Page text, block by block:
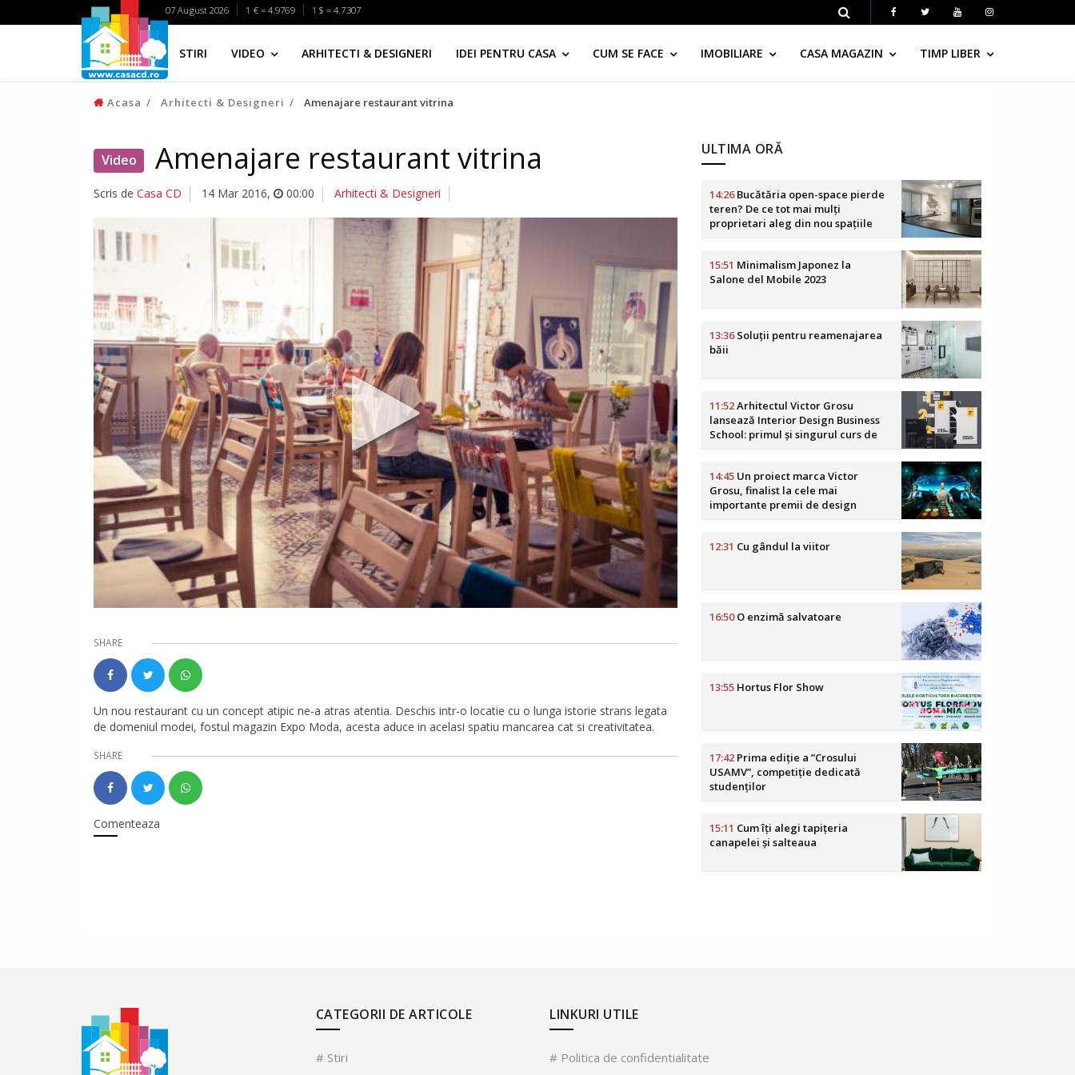
07 August 2026 1 € = 4.9769 1 $ = 4.7307
STIRI VIDEO ARHITECTI & DESIGNERI IDEI PENTRU CASA CUM SE FACE IMOBILIARE CASA MAGAZIN TIMP LIBER
Acasa Arhitecti & Designeri Amenajare restaurant vitrina
Video Amenajare restaurant vitrina
Scris de Casa CD 14 Mar 2016, 00:00 Arhitecti & Designeri
SHARE
Un nou restaurant cu un concept atipic ne-a atras atentia. Deschis intr-o locatie cu o lunga istorie strans legata
de domeniul modei, fostul magazin Expo Moda, acesta aduce in acelasi spatiu mancarea cat si creativitatea.
SHARE
Comenteaza
ULTIMA ORĂ
14:26Bucătăria open-space pierde
teren? De ce tot mai mulți
proprietari aleg din nou spațiile
delimitate
15:51 Minimalism Japonez la
Salone del Mobile 2023
13:36Soluții pentru reamenajarea
băii
11:52Arhitectul Victor Grosu
lansează Interior Design Business
School: primul și singurul curs de
business în design interior din
14:45 Un proiect marca Victor
Grosu, finalist la cele mai
importante premii de design
HoReCa din lume
12:31 Cu gândul la viitor
16:50O enzimă salvatoare
13:55 Hortus Flor Show
17:42 Prima ediție a ”Crosului
USAMV”, competiție dedicată
studenților
15:11 Cum îți alegi tapițeria
canapelei și salteaua
CATEGORII DE ARTICOLE
# Stiri
LINKURI UTILE
# Politica de confidentialitate